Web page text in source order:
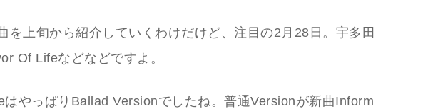
を上旬から紹介していくわけだけど、注目の2月28日。宇多田
Of Lifeなどなどですよ。
やっぱりBallad Versionでしたね。普通Versionが新曲Inform